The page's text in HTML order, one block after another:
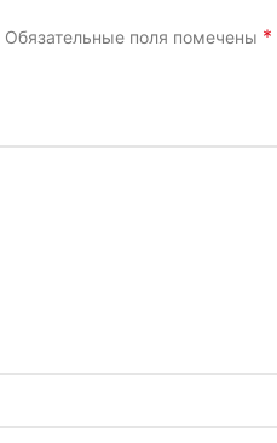
Обязательные поля помечены *